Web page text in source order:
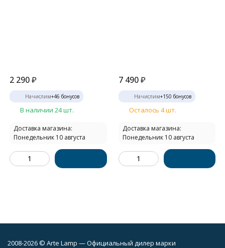
2 290₽
Начислим+46 бонусов
В наличии 24 шт.
Доставка магазина:
Понедельник 10 августа
7 490 ₽
Начислим+150 бонусов
Осталось 4 шт.
Доставка магазина:
Понедельник 10 августа
2008-2026 © Arte Lamp — Официальный дилер марки